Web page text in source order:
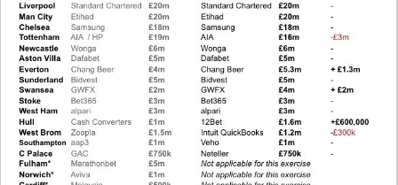
Publicidad y Marketing
Real Estate y Propiedades
Responsabilidad Social
Salidas
Santa Fe
Show Business